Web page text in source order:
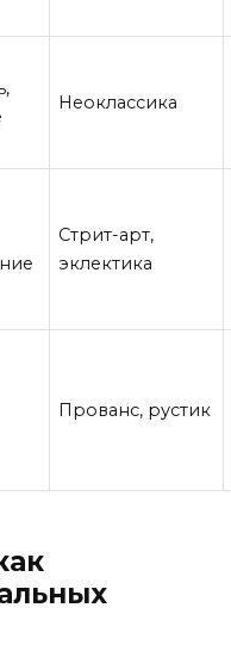
Неоклассика
Стрит-арт,
эклектика
Прованс, рустик